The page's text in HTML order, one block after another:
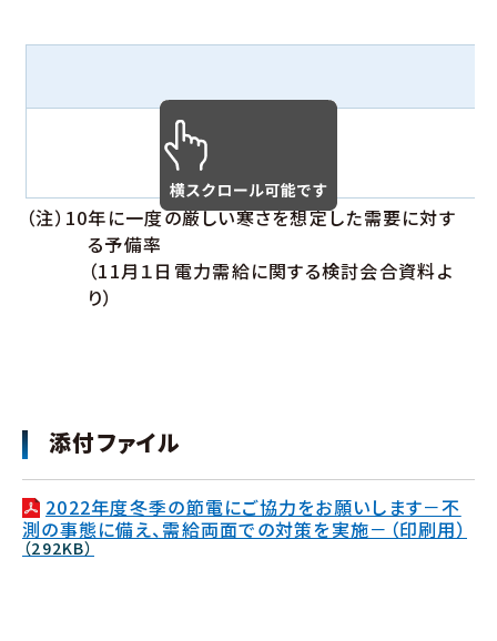
供給予備率（％）
（広域ブロック）
（注）10年に一度の厳しい寒さを想定した需要に対す
る予備率
（11月１日電力需給に関する検討会合資料よ
り）
添付ファイル
2022年度冬季の節電にご協力をお願いします－不
測の事態に備え、需給両面での対策を実施－（印刷用）
（292KB）